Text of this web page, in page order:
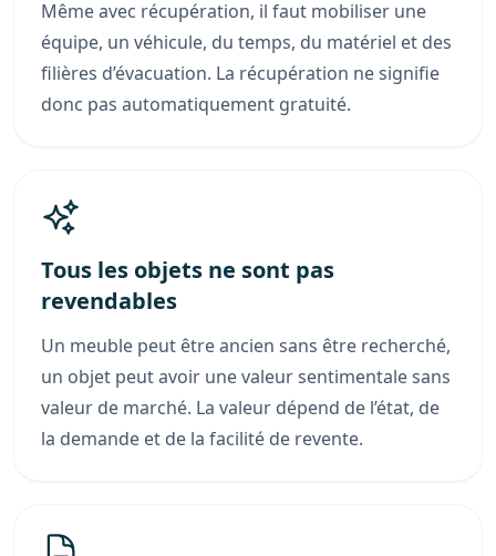
Même avec récupération, il faut mobiliser une
équipe, un véhicule, du temps, du matériel et des
filières d’évacuation. La récupération ne signifie
donc pas automatiquement gratuité.
Tous les objets ne sont pas
revendables
Un meuble peut être ancien sans être recherché,
un objet peut avoir une valeur sentimentale sans
valeur de marché. La valeur dépend de l’état, de
la demande et de la facilité de revente.